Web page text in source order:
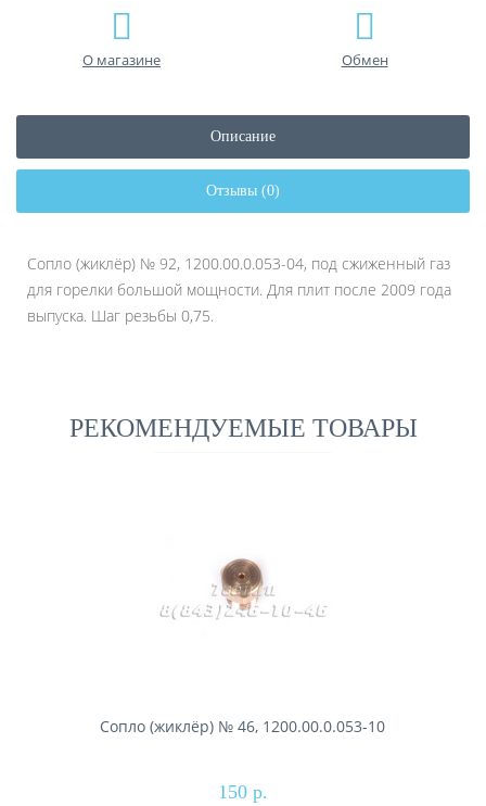
О магазине Обмен
Описание
Отзывы (0)
Сопло (жиклёр) № 92, 1200.00.0.053-04, под сжиженный газ
для горелки большой мощности. Для плит после 2009 года
выпуска. Шаг резьбы 0,75.
РЕКОМЕНДУЕМЫЕ ТОВАРЫ
Сопло (жиклёр) № 46, 1200.00.0.053-10
150 р.